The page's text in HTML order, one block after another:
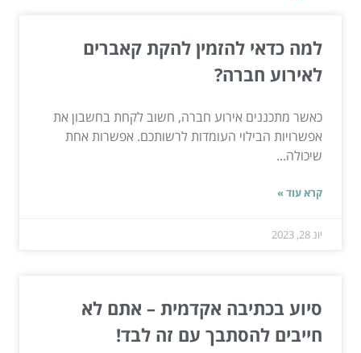
למה כדאי להזמין להקת קאברים
לאירוע חברה?
כאשר מתכננים אירוע חברה, חשוב לקחת בחשבון את
אפשרויות הבילוי העומדות לרשותכם. אפשרות אחת
שיכולה...
קרא עוד »
יונ 28, 2023
סיוע בכתיבה אקדמית – אתם לא
חייבים להסתבך עם זה לבד!